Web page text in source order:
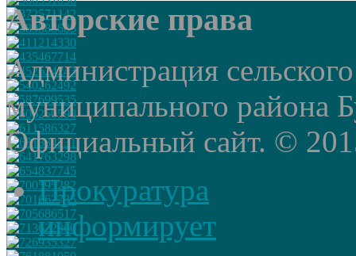
Авторские права
Администрация
муниципального района
Официальный сайт. ©
Прокуратура
информирует